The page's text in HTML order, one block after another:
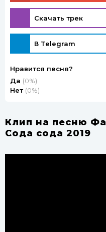
Скачать трек
В Telegram
Нравится песня?
Да (0%)
Нет (0%)
Клип на песню
Сода сода 2019